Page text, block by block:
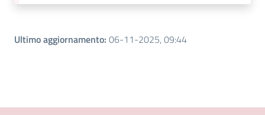
Ultimo aggiornamento: 06-11-2025, 09:44